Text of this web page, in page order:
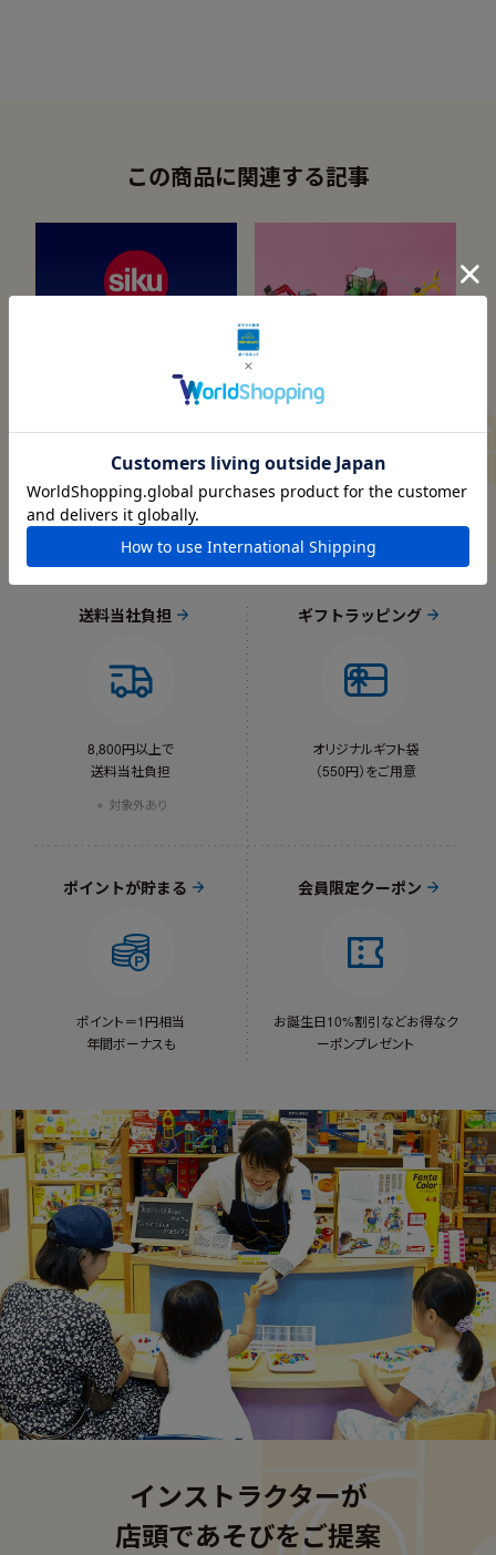
この商品に関連する記事
ミニチュアカーのヨーロッパ
トップブランド「ジク」
“本物”同様の機能美が想像力
を豊かに育む
送料当社負担
8,800円以上で
送料当社負担
対象外あり
ギフトラッピング
オリジナルギフト袋
（550円）をご用意
ポイントが貯まる
ポイント＝1円相当
年間ボーナスも
会員限定クーポン
お誕生日10%割引などお得なク
ーポンプレゼント
インストラクターが
店頭であそびをご提案